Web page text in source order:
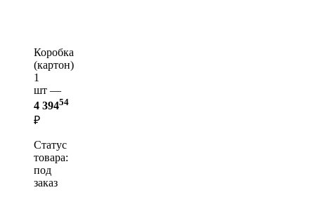
Коробка
(картон)
1
шт —
4 39454
₽
Статус
товара:
под
заказ